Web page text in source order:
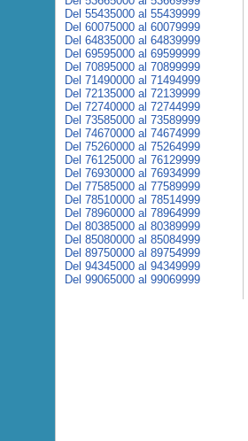
Del 55435000 al 55439999
Del 60075000 al 60079999
Del 64835000 al 64839999
Del 69595000 al 69599999
Del 70895000 al 70899999
Del 71490000 al 71494999
Del 72135000 al 72139999
Del 72740000 al 72744999
Del 73585000 al 73589999
Del 74670000 al 74674999
Del 75260000 al 75264999
Del 76125000 al 76129999
Del 76930000 al 76934999
Del 77585000 al 77589999
Del 78510000 al 78514999
Del 78960000 al 78964999
Del 80385000 al 80389999
Del 85080000 al 85084999
Del 89750000 al 89754999
Del 94345000 al 94349999
Del 99065000 al 99069999